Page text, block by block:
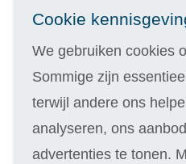
Inschrijven
Kies de variant die bij
14 dagen vrijblijvend
Geld terug als je niet
Cookie
We gebruiken cookies
Sommige zijn
terwijl andere ons
analyseren, ons
advertenties te tonen.